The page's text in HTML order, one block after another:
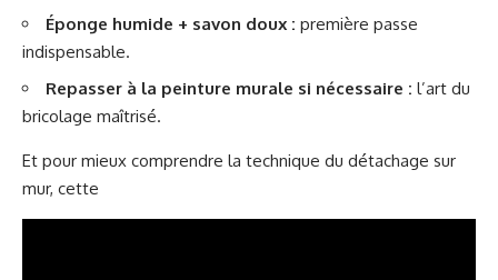
Éponge humide + savon doux : première passe
indispensable.
Repasser à la peinture murale si nécessaire : l’art du
bricolage maîtrisé.
Et pour mieux comprendre la technique du détachage sur
mur, cette